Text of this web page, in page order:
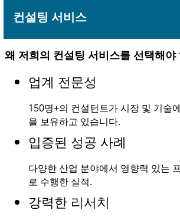
컨설팅 서비스
왜 저희의 컨설팅 서비스를 선택해야
업계 전문성
150명+의 컨설턴트가 시장 및 기술
을 보유하고 있습니다.
입증된 성공 사례
다양한 산업 분야에서 영향력 있는
로 수행한 실적.
강력한 리서치